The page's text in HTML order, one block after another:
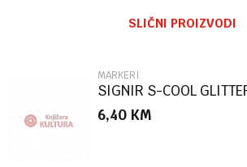
Poruka
SLIČNI PROIZVODI
MARKERI
SIGNIR S-COOL
6,40 KM